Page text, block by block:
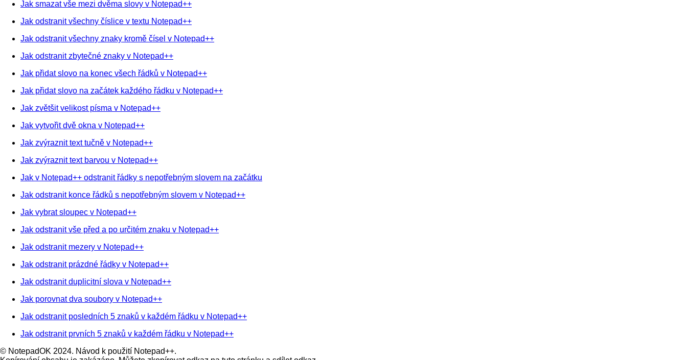
Jak smazat vše mezi dvěma slovy v Notepad++
Jak odstranit všechny číslice v textu Notepad++
Jak odstranit všechny znaky kromě čísel v Notepad++
Jak odstranit zbytečné znaky v Notepad++
Jak přidat slovo na konec všech řádků v Notepad++
Jak přidat slovo na začátek každého řádku v Notepad++
Jak zvětšit velikost písma v Notepad++
Jak vytvořit dvě okna v Notepad++
Jak zvýraznit text tučně v Notepad++
Jak zvýraznit text barvou v Notepad++
Jak v Notepad++ odstranit řádky s nepotřebným slovem na začátku
Jak odstranit konce řádků s nepotřebným slovem v Notepad++
Jak vybrat sloupec v Notepad++
Jak odstranit vše před a po určitém znaku v Notepad++
Jak odstranit mezery v Notepad++
Jak odstranit prázdné řádky v Notepad++
Jak odstranit duplicitní slova v Notepad++
Jak porovnat dva soubory v Notepad++
Jak odstranit posledních 5 znaků v každém řádku v Notepad++
Jak odstranit prvních 5 znaků v každém řádku v Notepad++
© NotepadOK 2024. Návod k použití Notepad++.